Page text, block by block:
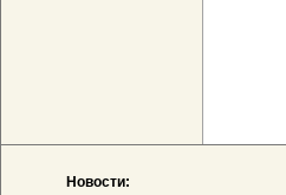
Новости: